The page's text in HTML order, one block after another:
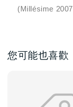
(Millésime
您可能也喜歡